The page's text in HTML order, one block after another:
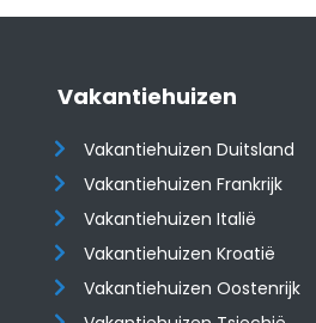
Vakantiehuizen
Vakantiehuizen Duitsland
Vakantiehuizen Frankrijk
Vakantiehuizen Italië
Vakantiehuizen Kroatië
​​​​​​​Vakantiehuizen Oostenrijk